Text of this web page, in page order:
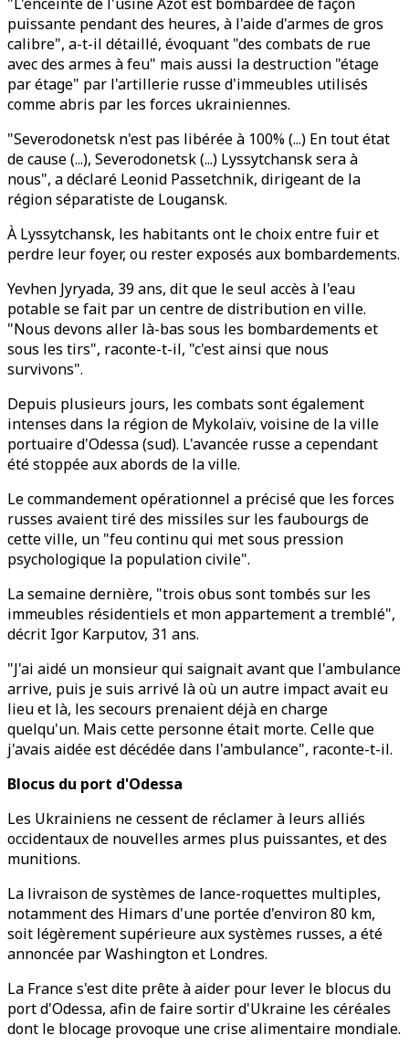
puissante pendant des heures, à l'aide d'armes de gros
calibre", a-t-il détaillé, évoquant "des combats de rue
avec des armes à feu" mais aussi la destruction "étage
par étage" par l'artillerie russe d'immeubles utilisés
comme abris par les forces ukrainiennes.
"Severodonetsk n'est pas libérée à 100% (...) En tout état
de cause (...), Severodonetsk (...) Lyssytchansk sera à
nous", a déclaré Leonid Passetchnik, dirigeant de la
région séparatiste de Lougansk.
À Lyssytchansk, les habitants ont le choix entre fuir et
perdre leur foyer, ou rester exposés aux bombardements.
Yevhen Jyryada, 39 ans, dit que le seul accès à l'eau
potable se fait par un centre de distribution en ville.
"Nous devons aller là-bas sous les bombardements et
sous les tirs", raconte-t-il, "c'est ainsi que nous
survivons".
Depuis plusieurs jours, les combats sont également
intenses dans la région de Mykolaïv, voisine de la ville
portuaire d'Odessa (sud). L'avancée russe a cependant
été stoppée aux abords de la ville.
Le commandement opérationnel a précisé que les forces
russes avaient tiré des missiles sur les faubourgs de
cette ville, un "feu continu qui met sous pression
psychologique la population civile".
La semaine dernière, "trois obus sont tombés sur les
immeubles résidentiels et mon appartement a tremblé",
décrit Igor Karputov, 31 ans.
"J'ai aidé un monsieur qui saignait avant que l'ambulance
arrive, puis je suis arrivé là où un autre impact avait eu
lieu et là, les secours prenaient déjà en charge
quelqu'un. Mais cette personne était morte. Celle que
j'avais aidée est décédée dans l'ambulance", raconte-t-il.
Blocus du port d'Odessa
Les Ukrainiens ne cessent de réclamer à leurs alliés
occidentaux de nouvelles armes plus puissantes, et des
munitions.
La livraison de systèmes de lance-roquettes multiples,
notamment des Himars d'une portée d'environ 80 km,
soit légèrement supérieure aux systèmes russes, a été
annoncée par Washington et Londres.
La France s'est dite prête à aider pour lever le blocus du
port d'Odessa, afin de faire sortir d'Ukraine les céréales
dont le blocage provoque une crise alimentaire mondiale.